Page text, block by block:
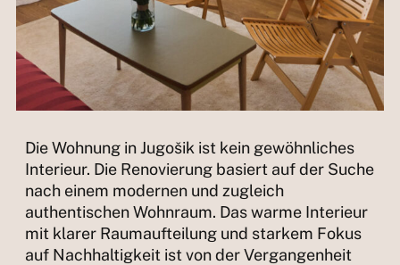
Die Wohnung in Jugošik ist kein gewöhnliches
Interieur. Die Renovierung basiert auf der Suche
nach einem modernen und zugleich
authentischen Wohnraum. Das warme Interieur
mit klarer Raumaufteilung und starkem Fokus
auf Nachhaltigkeit ist von der Vergangenheit